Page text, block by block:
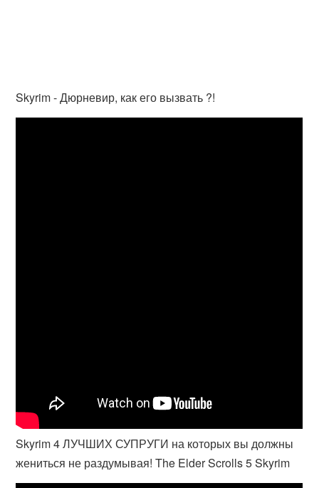
Skyrim - Дюрневир, как его вызвать ?!
Skyrim 4 ЛУЧШИХ СУПРУГИ на которых вы должны
жениться не раздумывая! The Elder Scrolls 5 Skyrim